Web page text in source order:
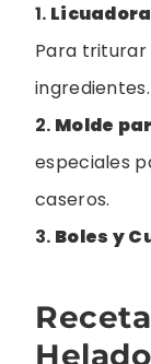
1.
Para triturar
ingredientes.
2. Molde
especiales
caseros.
3. Boles y